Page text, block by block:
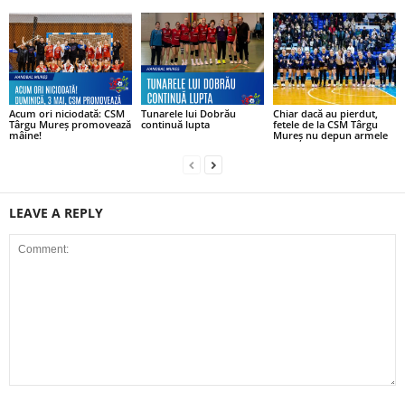
Acum ori niciodată: CSM
Târgu Mureș promovează
mâine!
Tunarele lui Dobrău
continuă lupta
Chiar dacă au pierdut,
fetele de la CSM Târgu
Mureș nu depun armele
LEAVE A REPLY